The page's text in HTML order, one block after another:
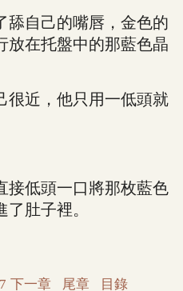
自己的嘴唇，金色的
放在托盤中的那藍色晶
近，他只用一低頭就
低頭一口將那枚藍色
肚子裡。
下一章 尾章 目錄